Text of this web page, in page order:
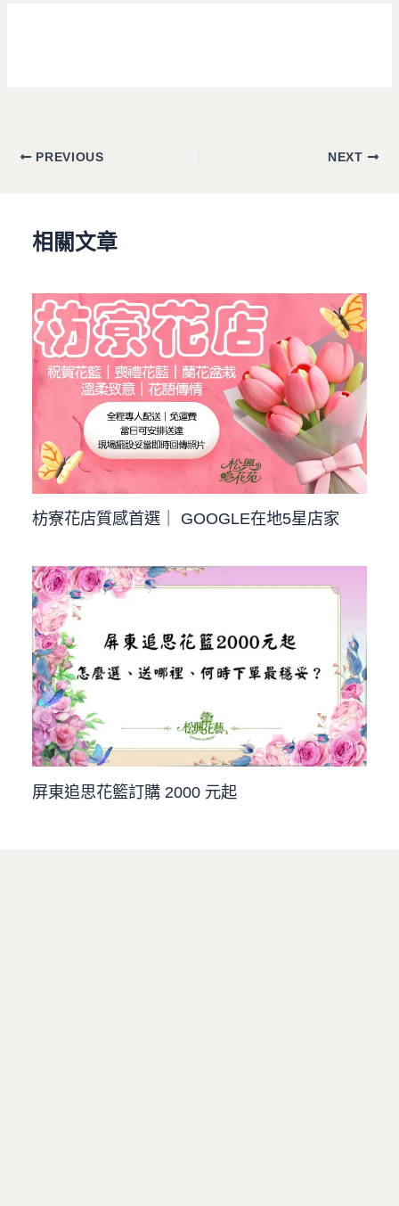
PREVIOUS NEXT
相關文章
枋寮花店質感首選｜ GOOGLE在地5星店家
屏東追思花籃訂購 2000 元起